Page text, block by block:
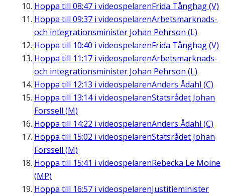
Hoppa till 08:47 i videospelarenFrida Tånghag (V)
Hoppa till 09:37 i videospelarenArbetsmarknads-
och integrationsminister Johan Pehrson (L)
Hoppa till 10:40 i videospelarenFrida Tånghag (V)
Hoppa till 11:17 i videospelarenArbetsmarknads-
och integrationsminister Johan Pehrson (L)
Hoppa till 12:13 i videospelarenAnders Ådahl (C)
Hoppa till 13:14i videospelarenStatsrådet Johan
Forssell (M)
Hoppa till 14:22 i videospelarenAnders Ådahl (C)
Hoppa till 15:02 i videospelarenStatsrådet Johan
Forssell (M)
Hoppa till 15:41 i videospelarenRebecka Le Moine
(MP)
Hoppa till 16:57 i videospelarenJustitieminister